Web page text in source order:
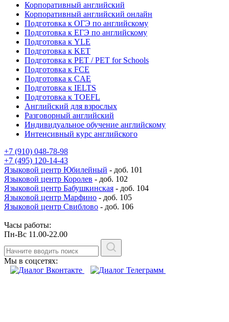
Корпоративный английский
Корпоративный английский онлайн
Подготовка к ОГЭ по английскому
Подготовка к ЕГЭ по английскому
Подготовка к YLE
Подготовка к KET
Подготовка к PET / PET for Schools
Подготовка к FCE
Подготовка к CAE
Подготовка к IELTS
Подготовка к TOEFL
Английский для взрослых
Разговорный английский
Индивидуальное обучение английскому
Интенсивный курс английского
+7 (910) 048-78-98
+7 (495) 120-14-43
Языковой центр Юбилейный - доб. 101
Языковой центр Королев - доб. 102
Языковой центр Бабушкинская - доб. 104
Языковой центр Марфино - доб. 105
Языковой центр Свиблово - доб. 106
Часы работы:
Пн-Вс 11.00-22.00
Мы в соцсетях: